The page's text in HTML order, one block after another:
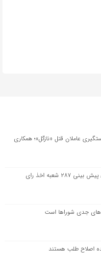
عاملان قتل «نازگل»؛ همکاری
شعبه اخذ رای
جدی شوراها است